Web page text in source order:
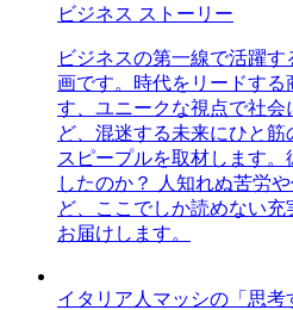
ビジネス ストーリー
ビジネスの第一線で活躍
画です。時代をリードする
す、ユニークな視点で社
ど、混迷する未来にひと
スピープルを取材します
したのか？ 人知れぬ苦労
ど、ここでしか読めない
お届けします。
イタリア人マッシの「思考